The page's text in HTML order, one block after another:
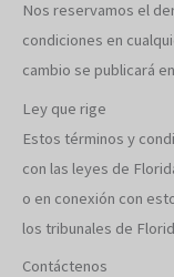
Nos reservamos el
condiciones en
cambio se publicará
Ley que rige
Estos términos y
con las leyes de
o en conexión con
los tribunales de
Contáctenos